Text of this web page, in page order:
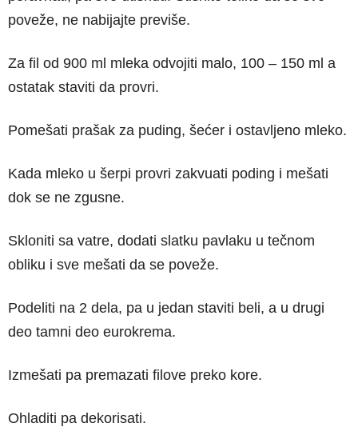
poveže, ne nabijajte previše.
Za fil od 900 ml mleka odvojiti malo, 100 – 150 ml a
ostatak staviti da provri.
Pomešati prašak za puding, šećer i ostavljeno mleko.
Kada mleko u šerpi provri zakvuati poding i mešati
dok se ne zgusne.
Skloniti sa vatre, dodati slatku pavlaku u tečnom
obliku i sve mešati da se poveže.
Podeliti na 2 dela, pa u jedan staviti beli, a u drugi
deo tamni deo eurokrema.
Izmešati pa premazati filove preko kore.
Ohladiti pa dekorisati.